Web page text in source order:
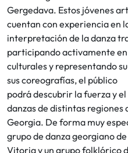
Gergedava. Estos jóvenes
cuentan con experiencia en
interpretación de la danza
participando activamente
culturales y representando
sus coreografías, el público
podrá descubrir la fuerza y
danzas de distintas regiones
Georgia. De forma muy
grupo de danza georgiano de
Vitoria y un grupo folklórico